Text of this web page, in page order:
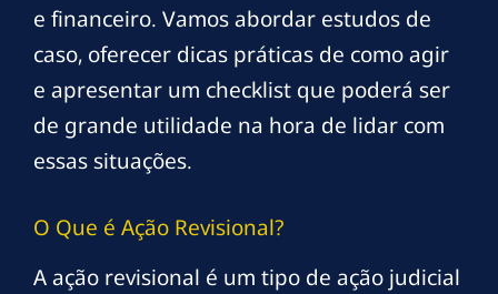
e financeiro. Vamos abordar estudos de
caso, oferecer dicas práticas de como agir
e apresentar um checklist que poderá ser
de grande utilidade na hora de lidar com
essas situações.
O Que é Ação Revisional?
A ação revisional é um tipo de ação judicial